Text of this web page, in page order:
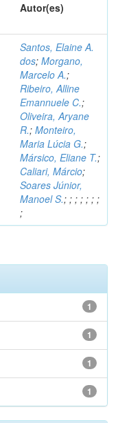
Autor(es)
Santos, Elaine A.
dos; Morgano,
Marcelo A.;
Ribeiro, Alline
Emannuele C.;
Oliveira, Aryane
R.; Monteiro,
Maria Lúcia G.;
Mársico, Eliane T.;
Caliari, Márcio;
Soares Júnior,
Manoel S.; ; ; ; ; ; ;
;
1
1
1
1